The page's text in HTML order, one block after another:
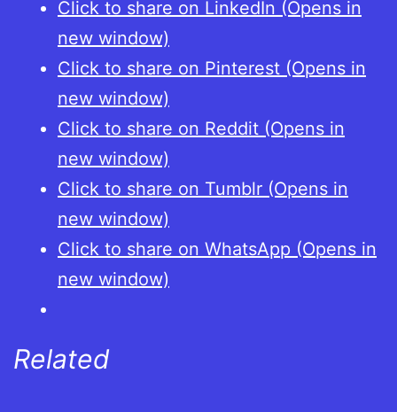
Click to share on LinkedIn (Opens in
new window)
Click to share on Pinterest (Opens in
new window)
Click to share on Reddit (Opens in
new window)
Click to share on Tumblr (Opens in
new window)
Click to share on WhatsApp (Opens in
new window)
Related